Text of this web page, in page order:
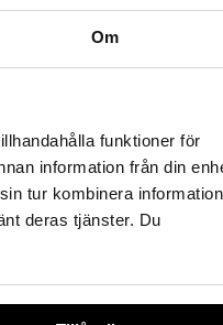
Om
funktioner för
information från din
tur kombinera
deras tjänster. Du
att vi är
Handla